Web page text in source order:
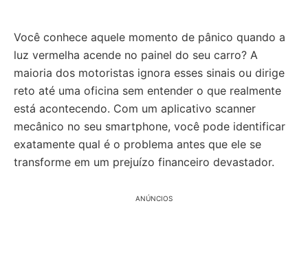
Você conhece aquele momento de pânico quando a
luz vermelha acende no painel do seu carro? A
maioria dos motoristas ignora esses sinais ou dirige
reto até uma oficina sem entender o que realmente
está acontecendo. Com um aplicativo scanner
mecânico no seu smartphone, você pode identificar
exatamente qual é o problema antes que ele se
transforme em um prejuízo financeiro devastador.
ANÚNCIOS